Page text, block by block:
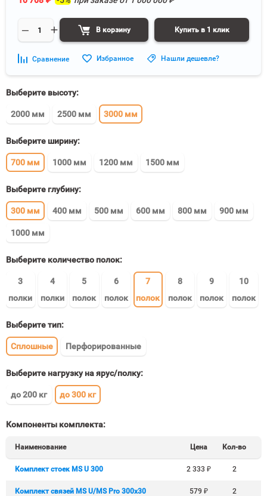
В корзину Купить в 1 клик
Сравнение Избранное Нашли дешевле?
Выберите высоту:
2000 мм 2500 мм 3000 мм
Выберите ширину:
700 мм 1000 мм 1200 мм 1500 мм
Выберите глубину:
300 мм 400 мм 500 мм 600 мм 800 мм 900 мм
1000 мм
Выберите количество полок:
3
полки
4
полки
5
полок
6
полок
7
полок
8
полок
9
полок
10
полок
Выберите тип:
Сплошные Перфорированные
Выберите нагрузку на ярус/полку:
до 200 кг до 300 кг
Компоненты комплекта:
Наименование Цена Кол-во
Комплект стоек MS U 300 2 333 ₽ 2
Комплект связей MS U/MS Pro 300x30 579 ₽ 2